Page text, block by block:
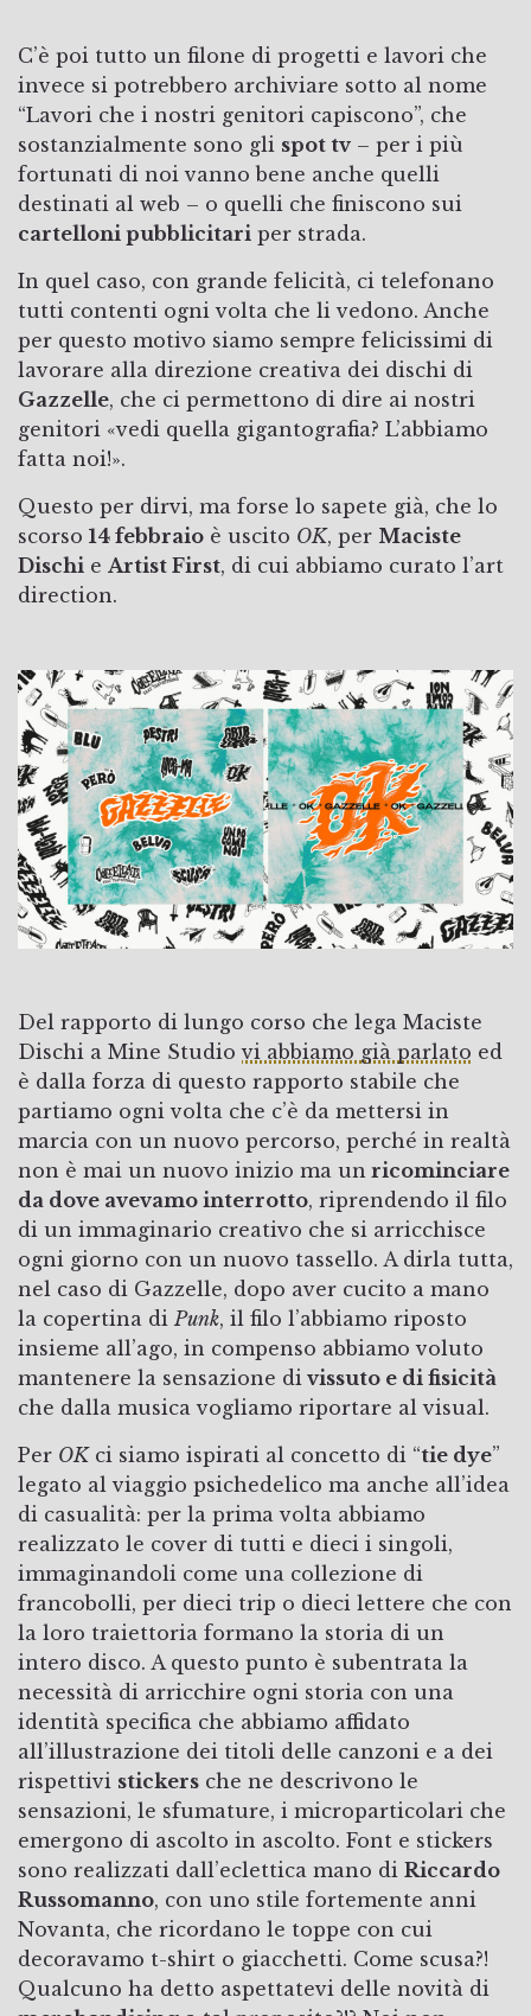
C’è poi tutto un filone di progetti e lavori che
invece si potrebbero archiviare sotto al nome
“Lavori che i nostri genitori capiscono”, che
sostanzialmente sono gli spot tv – per i più
fortunati di noi vanno bene anche quelli
destinati al web – o quelli che finiscono sui
cartelloni pubblicitari per strada.
In quel caso, con grande felicità, ci telefonano
tutti contenti ogni volta che li vedono. Anche
per questo motivo siamo sempre felicissimi di
lavorare alla direzione creativa dei dischi di
Gazzelle, che ci permettono di dire ai nostri
genitori «vedi quella gigantografia? L’abbiamo
fatta noi!».
Questo per dirvi, ma forse lo sapete già, che lo
scorso 14 febbraio è uscito OK, per Maciste
Dischi e Artist First, di cui abbiamo curato l’art
direction.
Del rapporto di lungo corso che lega Maciste
Dischi a Mine Studiovi abbiamo già parlato ed
è dalla forza di questo rapporto stabile che
partiamo ogni volta che c’è da mettersi in
marcia con un nuovo percorso, perché in realtà
non è mai un nuovo inizio ma un ricominciare
da dove avevamo interrotto, riprendendo il filo
di un immaginario creativo che si arricchisce
ogni giorno con un nuovo tassello. A dirla tutta,
nel caso di Gazzelle, dopo aver cucito a mano
la copertina di Punk, il filo l’abbiamo riposto
insieme all’ago, in compenso abbiamo voluto
mantenere la sensazione di vissuto e di fisicità
che dalla musica vogliamo riportare al visual.
Per OKci siamo ispirati al concetto di “tie dye”
legato al viaggio psichedelico ma anche all’idea
di casualità: per la prima volta abbiamo
realizzato le cover di tutti e dieci i singoli,
immaginandoli come una collezione di
francobolli, per dieci trip o dieci lettere che con
la loro traiettoria formano la storia di un
intero disco. A questo punto è subentrata la
necessità di arricchire ogni storia con una
identità specifica che abbiamo affidato
all’illustrazione dei titoli delle canzoni e a dei
rispettivi stickers che ne descrivono le
sensazioni, le sfumature, i microparticolari che
emergono di ascolto in ascolto. Font e stickers
sono realizzati dall’eclettica mano di Riccardo
Russomanno, con uno stile fortemente anni
Novanta, che ricordano le toppe con cui
decoravamo t-shirt o giacchetti. Come scusa?!
Qualcuno ha detto aspettatevi delle novità di